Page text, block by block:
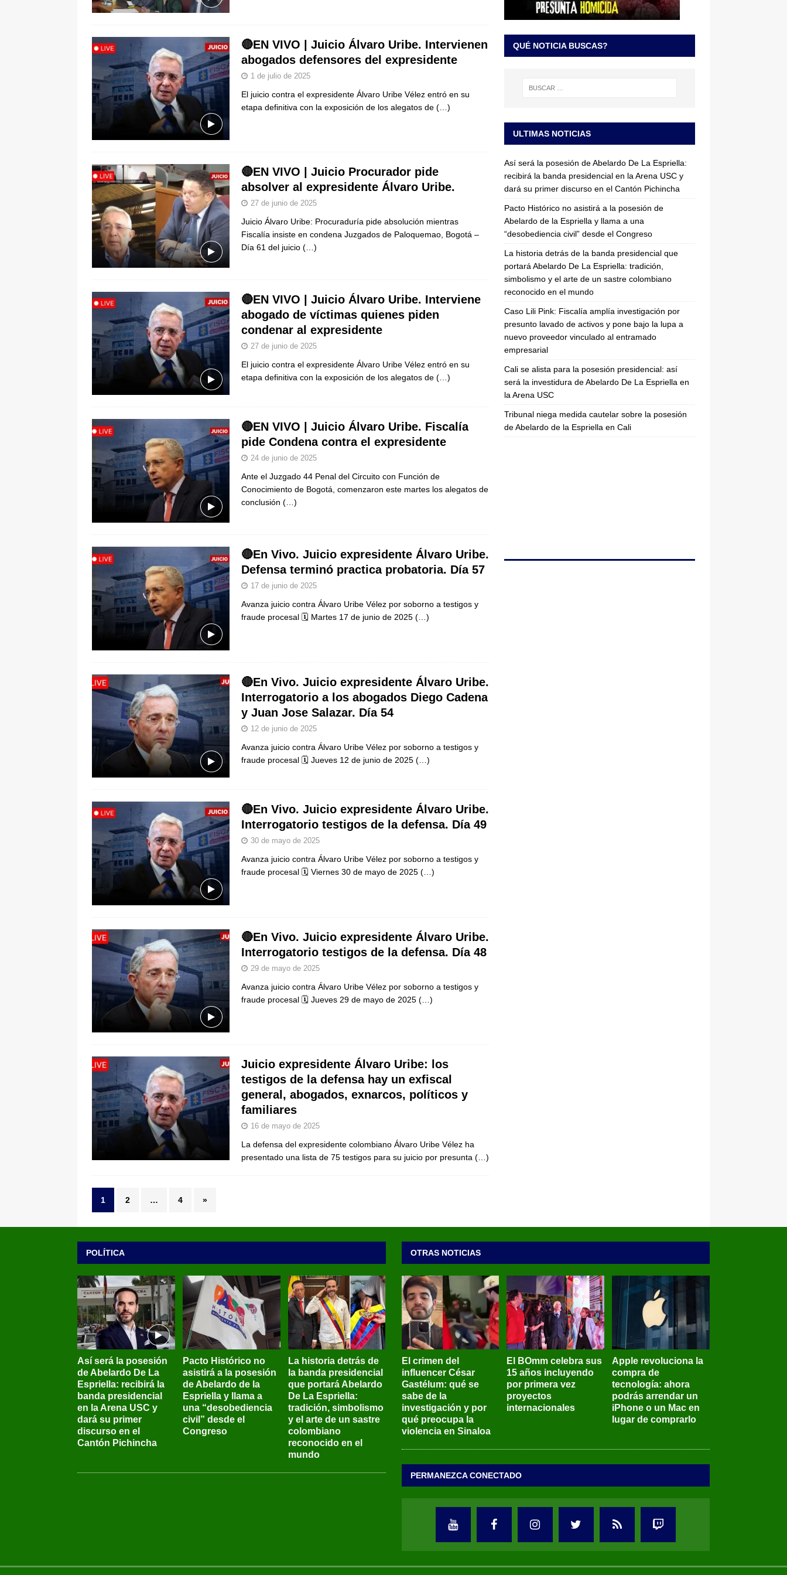
pone bajo la lupa a nuevo proveedor vinculado al entramado empresarial
De La Espriella en la Arena USC LO ÚLTIMO
🔴EN VIVO | Juicio Álvaro Uribe. Intervienen
abogados defensores del expresidente
1 de julio de 2025
El juicio contra el expresidente Álvaro Uribe Vélez entró en su
etapa definitiva con la exposición de los alegatos de (…)
🔴EN VIVO | Juicio Procurador pide
absolver al expresidente Álvaro Uribe.
27 de junio de 2025
Juicio Álvaro Uribe: Procuraduría pide absolución mientras
Fiscalía insiste en condena Juzgados de Paloquemao, Bogotá –
Día 61 del juicio (…)
🔴EN VIVO | Juicio Álvaro Uribe. Interviene
abogado de víctimas quienes piden
condenar al expresidente
27 de junio de 2025
El juicio contra el expresidente Álvaro Uribe Vélez entró en su
etapa definitiva con la exposición de los alegatos de (…)
🔴EN VIVO | Juicio Álvaro Uribe. Fiscalía
pide Condena contra el expresidente
24 de junio de 2025
Ante el Juzgado 44 Penal del Circuito con Función de
Conocimiento de Bogotá, comenzaron este martes los alegatos de
conclusión (…)
🔴En Vivo. Juicio expresidente Álvaro Uribe.
Defensa terminó practica probatoria. Día 57
17 de junio de 2025
Avanza juicio contra Álvaro Uribe Vélez por soborno a testigos y
fraude procesal 🗓️ Martes 17 de junio de 2025 (…)
🔴En Vivo. Juicio expresidente Álvaro Uribe.
Interrogatorio a los abogados Diego Cadena
y Juan Jose Salazar. Día 54
12 de junio de 2025
Avanza juicio contra Álvaro Uribe Vélez por soborno a testigos y
fraude procesal 🗓️ Jueves 12 de junio de 2025 (…)
🔴En Vivo. Juicio expresidente Álvaro Uribe.
Interrogatorio testigos de la defensa. Día 49
30 de mayo de 2025
Avanza juicio contra Álvaro Uribe Vélez por soborno a testigos y
fraude procesal 🗓️ Viernes 30 de mayo de 2025 (…)
🔴En Vivo. Juicio expresidente Álvaro Uribe.
Interrogatorio testigos de la defensa. Día 48
29 de mayo de 2025
Avanza juicio contra Álvaro Uribe Vélez por soborno a testigos y
fraude procesal 🗓️ Jueves 29 de mayo de 2025 (…)
Juicio expresidente Álvaro Uribe: los
testigos de la defensa hay un exfiscal
general, abogados, exnarcos, políticos y
familiares
16 de mayo de 2025
La defensa del expresidente colombiano Álvaro Uribe Vélez ha
presentado una lista de 75 testigos para su juicio por presunta (…)
1 2 … 4 »
QUÉ NOTICIA BUSCAS?
ULTIMAS NOTICIAS
Así será la posesión de Abelardo De La Espriella:
recibirá la banda presidencial en la Arena USC y
dará su primer discurso en el Cantón Pichincha
Pacto Histórico no asistirá a la posesión de
Abelardo de la Espriella y llama a una
“desobediencia civil” desde el Congreso
La historia detrás de la banda presidencial que
portará Abelardo De La Espriella: tradición,
simbolismo y el arte de un sastre colombiano
reconocido en el mundo
Caso Lili Pink: Fiscalía amplía investigación por
presunto lavado de activos y pone bajo la lupa a
nuevo proveedor vinculado al entramado
empresarial
Cali se alista para la posesión presidencial: así
será la investidura de Abelardo De La Espriella en
la Arena USC
Tribunal niega medida cautelar sobre la posesión
de Abelardo de la Espriella en Cali
POLÍTICA
Así será la posesión
de Abelardo De La
Espriella: recibirá la
banda presidencial
en la Arena USC y
dará su primer
discurso en el
Cantón Pichincha
Pacto Histórico no
asistirá a la posesión
de Abelardo de la
Espriella y llama a
una “desobediencia
civil” desde el
Congreso
La historia detrás de
la banda presidencial
que portará Abelardo
De La Espriella:
tradición, simbolismo
y el arte de un sastre
colombiano
reconocido en el
mundo
OTRAS NOTICIAS
El crimen del
influencer César
Gastélum: qué se
sabe de la
investigación y por
qué preocupa la
violencia en Sinaloa
El BOmm celebra sus
15 años incluyendo
por primera vez
proyectos
internacionales
Apple revoluciona la
compra de
tecnología: ahora
podrás arrendar un
iPhone o un Mac en
lugar de comprarlo
PERMANEZCA CONECTADO